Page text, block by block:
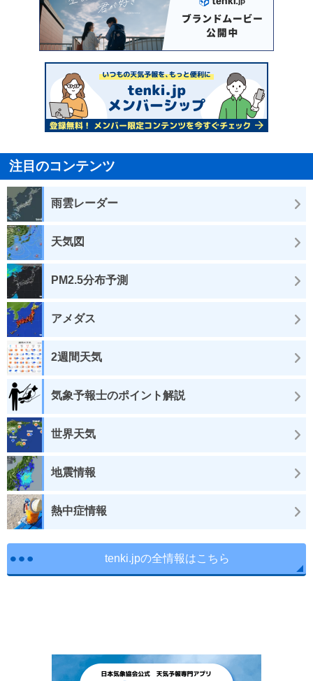
注目のコンテンツ
雨雲レーダー
天気図
PM2.5分布予測
アメダス
2週間天気
気象予報士のポイント解説
世界天気
地震情報
熱中症情報
tenki.jpの全情報はこちら